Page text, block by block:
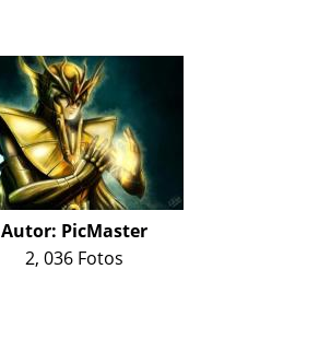
Autor: PicMaster
2, 036 Fotos